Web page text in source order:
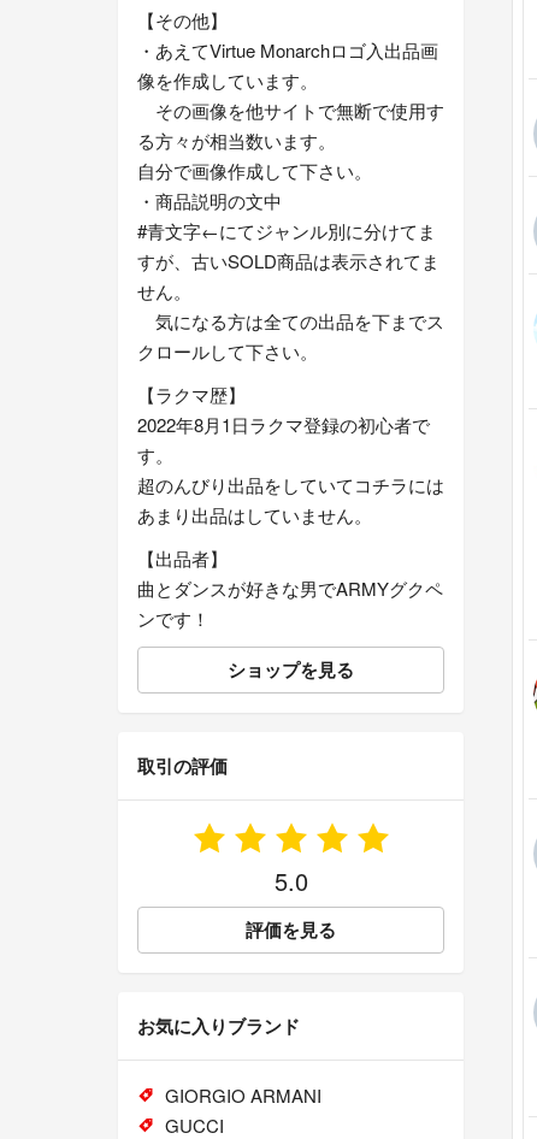
【その他】
・あえてVirtue Monarchロゴ入出品画
像を作成しています。
その画像を他サイトで無断で使用す
る方々が相当数います。
自分で画像作成して下さい。
・商品説明の文中
#青文字←にてジャンル別に分けてま
すが、古いSOLD商品は表示されてま
せん。
気になる方は全ての出品を下までス
クロールして下さい。
【ラクマ歴】
2022年8月1日ラクマ登録の初心者で
す。
超のんびり出品をしていてコチラには
あまり出品はしていません。
【出品者】
曲とダンスが好きな男でARMYグクペ
ンです！
ショップを見る
取引の評価
5.0
評価を見る
お気に入りブランド
GIORGIO ARMANI
GUCCI